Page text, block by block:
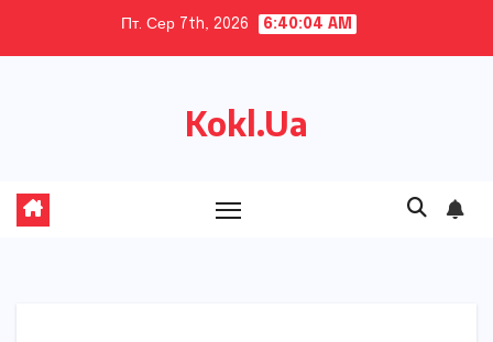
Пт. Сер 7th, 2026 6:40:05 AM
Kokl.Ua